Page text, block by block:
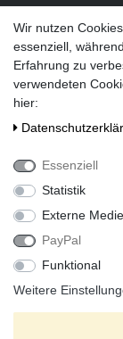
Social Media
Alle Preise inkl.
* Die
Wir nutzen
essenziell,
Erfahrung zu
verwendeten
hier:
Essenziell
Statistik
Externe
PayPal
Funktional
Weitere